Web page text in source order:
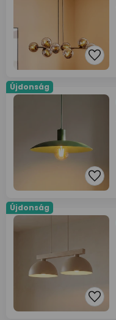
Újdonság
Újdonság